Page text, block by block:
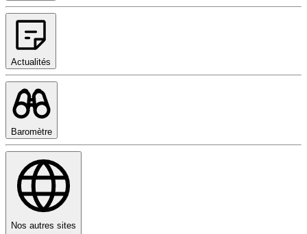
Actualités
Baromètre
Nos autres sites